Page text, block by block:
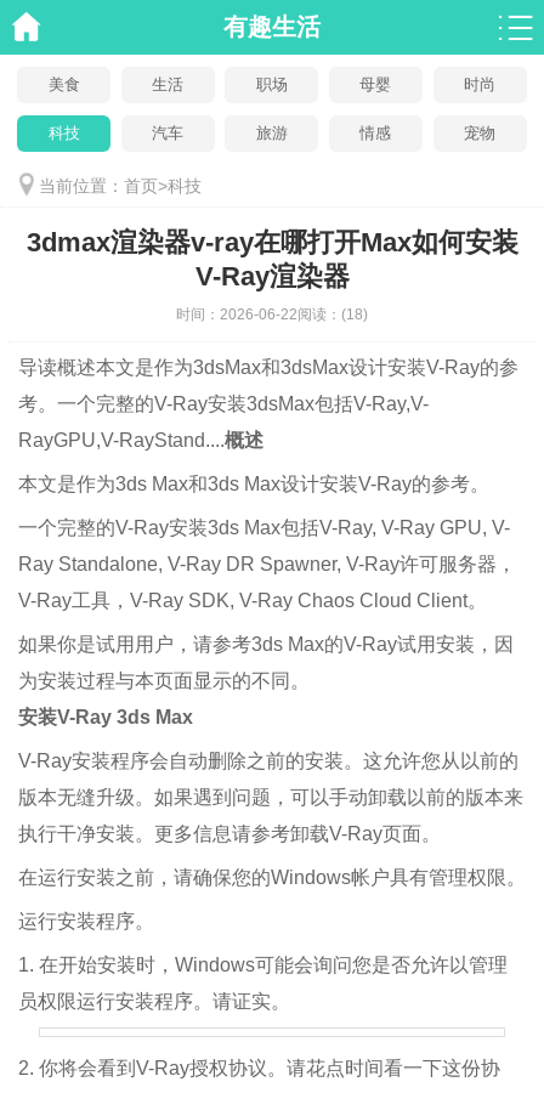
有趣生活
美食 生活 职场 母婴 时尚
科技 汽车 旅游 情感 宠物
当前位置： 首页>科技
3dmax渲染器v-ray在哪打开Max如何安装
V-Ray渲染器
时间： 2026-06-22阅读： (18)
导读概述本文是作为3dsMax和3dsMax设计安装V-Ray的参
考。一个完整的V-Ray安装3dsMax包括V-Ray,V-
RayGPU,V-RayStand....概述
本文是作为3ds Max和3ds Max设计安装V-Ray的参考。
一个完整的V-Ray安装3ds Max包括V-Ray, V-Ray GPU, V-
Ray Standalone, V-Ray DR Spawner, V-Ray许可服务器，
V-Ray工具，V-Ray SDK, V-Ray Chaos Cloud Client。
如果你是试用用户，请参考3ds Max的V-Ray试用安装，因
为安装过程与本页面显示的不同。
安装V-Ray 3ds Max
V-Ray安装程序会自动删除之前的安装。这允许您从以前的
版本无缝升级。如果遇到问题，可以手动卸载以前的版本来
执行干净安装。更多信息请参考卸载V-Ray页面。
在运行安装之前，请确保您的Windows帐户具有管理权限。
运行安装程序。
1. 在开始安装时，Windows可能会询问您是否允许以管理
员权限运行安装程序。请证实。
2. 你将会看到V-Ray授权协议。请花点时间看一下这份协